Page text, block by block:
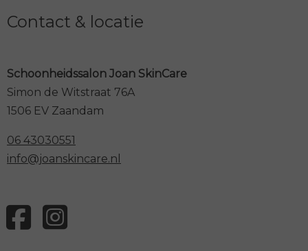
Contact & locatie
Schoonheidssalon Joan SkinCare
Simon de Witstraat 76A
1506 EV Zaandam
06 43030551
info@joanskincare.nl